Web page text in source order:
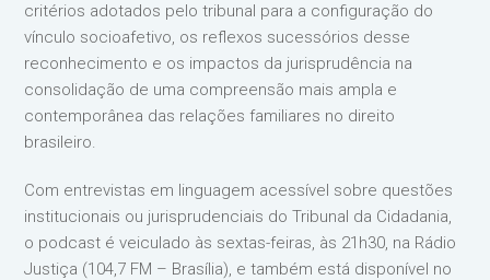
critérios adotados pelo tribunal para a configuração do
vínculo socioafetivo, os reflexos sucessórios desse
reconhecimento e os impactos da jurisprudência na
consolidação de uma compreensão mais ampla e
contemporânea das relações familiares no direito
brasileiro.
Com entrevistas em linguagem acessível sobre questões
institucionais ou jurisprudenciais do Tribunal da Cidadania,
o podcast é veiculado às sextas-feiras, às 21h30, na Rádio
Justiça (104,7 FM – Brasília), e também está disponível no